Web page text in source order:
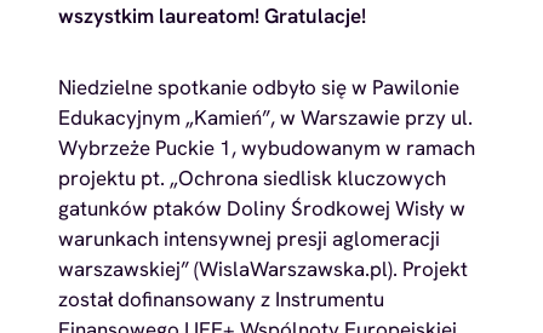
wszystkim laureatom! Gratulacje!
Niedzielne spotkanie odbyło się w Pawilonie
Edukacyjnym „Kamień”, w Warszawie przy ul.
Wybrzeże Puckie 1, wybudowanym w ramach
projektu pt. „Ochrona siedlisk kluczowych
gatunków ptaków Doliny Środkowej Wisły w
warunkach intensywnej presji aglomeracji
warszawskiej” (WislaWarszawska.pl). Projekt
został dofinansowany z Instrumentu